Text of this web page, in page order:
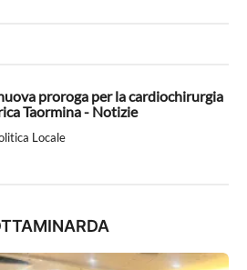
proroga per la cardiochirurgia
Taormina - Notizie
Locale